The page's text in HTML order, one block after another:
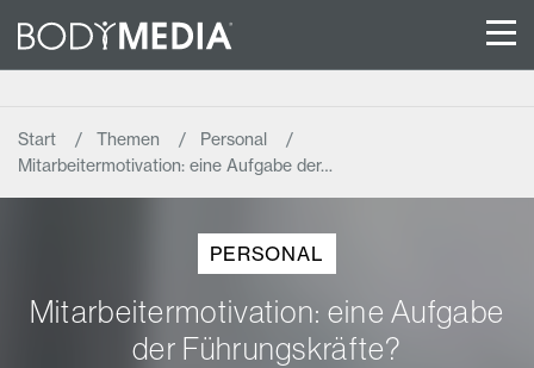
Start Themen
Personal
Mitarbeitermotivation: eine Aufgabe der…
PERSONAL
Mitarbeitermotivation: eine Aufgabe
der Führungskräfte?